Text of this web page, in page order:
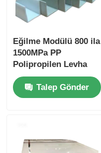
Eğilme Modülü 800 ila
1500MPa PP
Polipropilen Levha
Kalınlığı Tipik olarak
1 mm ila 20 mm
Aralığındadır
Talep Gönder